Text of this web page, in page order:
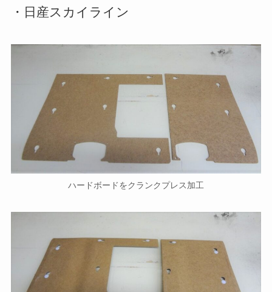
・日産スカイライン
ハードボードをクランクプレス加工